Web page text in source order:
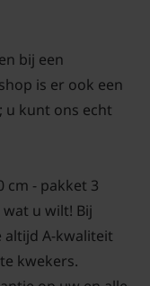
voortuin, om
tegen de
open van
in de winter
bij een
is er ook een
kunt ons echt
cm - pakket 3
u wilt! Bij
A-kwaliteit
kwekers.